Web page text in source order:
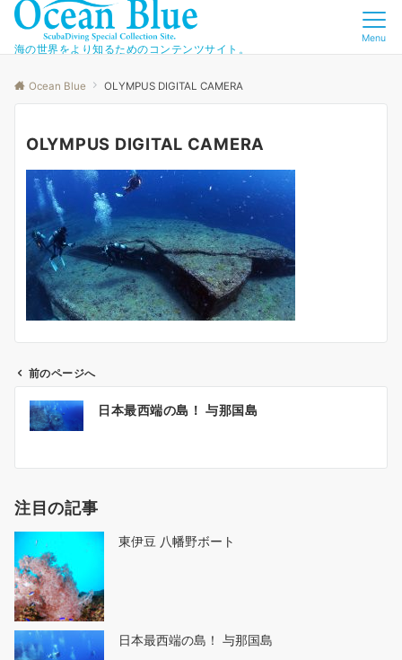
海の世界をより知るためのコンテンツサイト。
Menu
Ocean Blue OLYMPUS DIGITAL CAMERA
OLYMPUS DIGITAL CAMERA
ビ
ー
シ
ョ
ン
前のページへ
日本最西端の島！ 与那国島
注目の記事
東伊豆 八幡野ボート
日本最西端の島！ 与那国島